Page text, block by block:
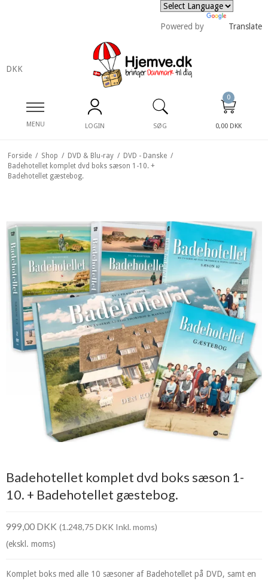
Powered by Translate
DKK
MENU LOGIN SØG
0
0,00 DKK
Forside / Shop / DVD & Blu-ray / DVD - Danske /
Badehotellet komplet dvd boks sæson 1-10. +
Badehotellet gæstebog.
Badehotellet komplet dvd boks sæson 1-
10. + Badehotellet gæstebog.
999,00 DKK (1.248,75 DKK Inkl. moms)
(ekskl. moms)
Komplet boks med alle 10 sæsoner af Badehotellet på DVD, samt en